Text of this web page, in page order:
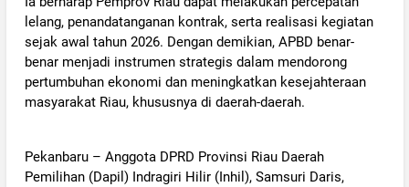
lelang, penandatanganan kontrak, serta realisasi kegiatan
sejak awal tahun 2026. Dengan demikian, APBD benar-
benar menjadi instrumen strategis dalam mendorong
pertumbuhan ekonomi dan meningkatkan kesejahteraan
masyarakat Riau, khususnya di daerah-daerah.
‎Pekanbaru – Anggota DPRD Provinsi Riau Daerah
Pemilihan (Dapil) Indragiri Hilir (Inhil), Samsuri Daris,